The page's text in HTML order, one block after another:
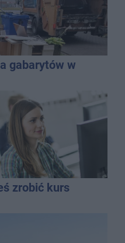
gabarytów w
zrobić kurs